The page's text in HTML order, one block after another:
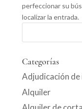
perfeccionar su
localizar la entrada.
Categorías
Adjudicación de
Alquiler